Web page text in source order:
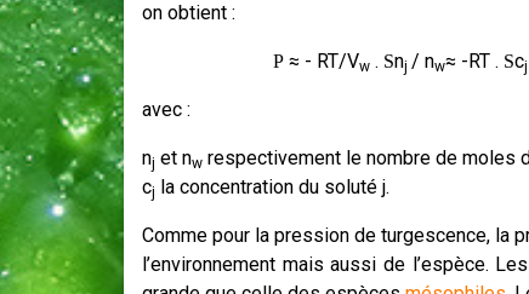
on obtient :
P ≈ - RT/Vw . Snj / nw≈ -RT . Scj
avec :
nj et nw respectivement le nombre de moles
cj la concentration du soluté j.
Comme pour la pression de turgescence, la
l’environnement mais aussi de l’espèce.